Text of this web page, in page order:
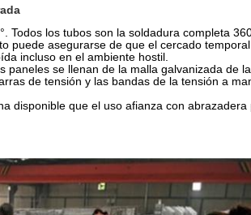
Todos los tubos son la soldadura completa
puede asegurarse de que el cercado
incluso en el ambiente hostil.
paneles se llenan de la malla galvanizada de
de tensión y las bandas de la tensión a
disponible que el uso afianza con